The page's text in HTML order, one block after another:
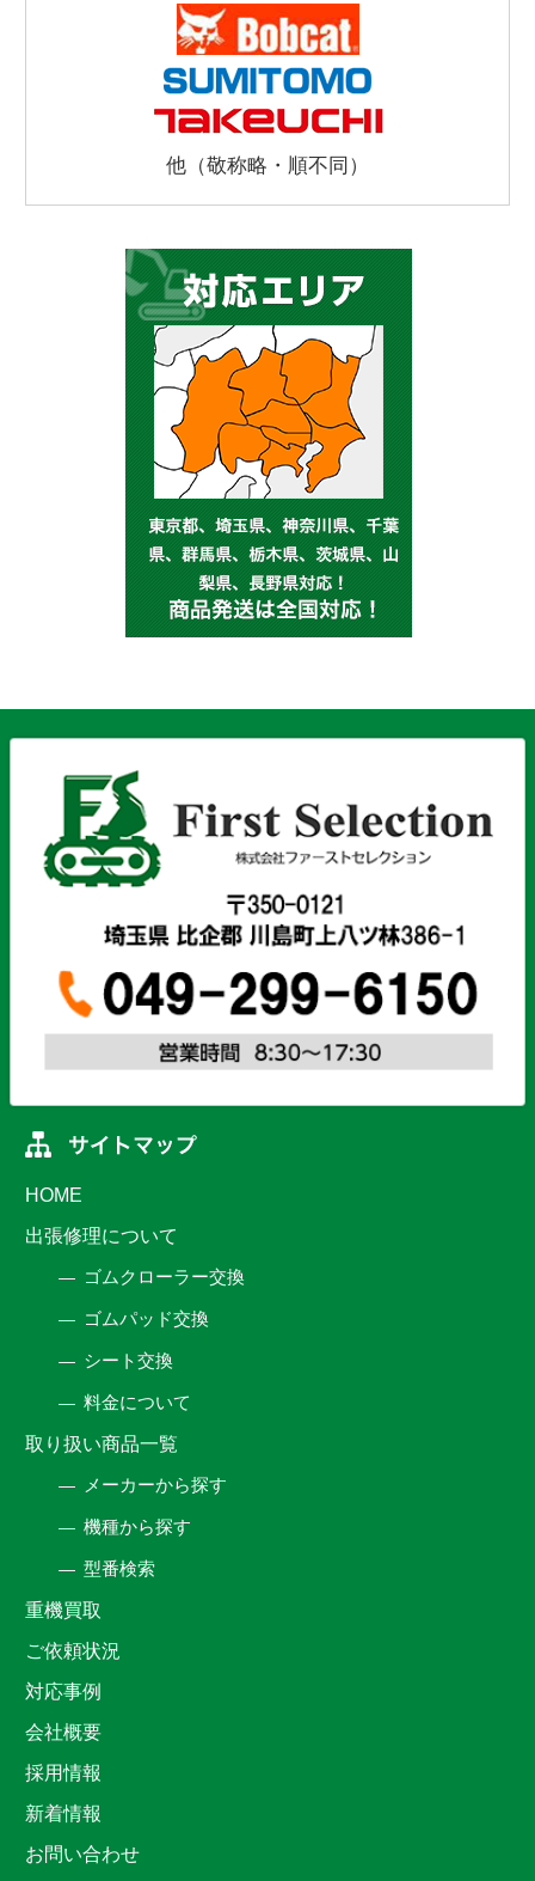
他（敬称略・順不同）
HOME
出張修理について
ゴムクローラー交換
ゴムパッド交換
シート交換
料金について
取り扱い商品一覧
メーカーから探す
機種から探す
型番検索
重機買取
ご依頼状況
対応事例
会社概要
採用情報
新着情報
お問い合わせ